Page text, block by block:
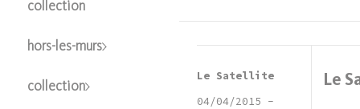
collection
hors-les-murs
collection Le
Le Satellite
04/04/2015 -